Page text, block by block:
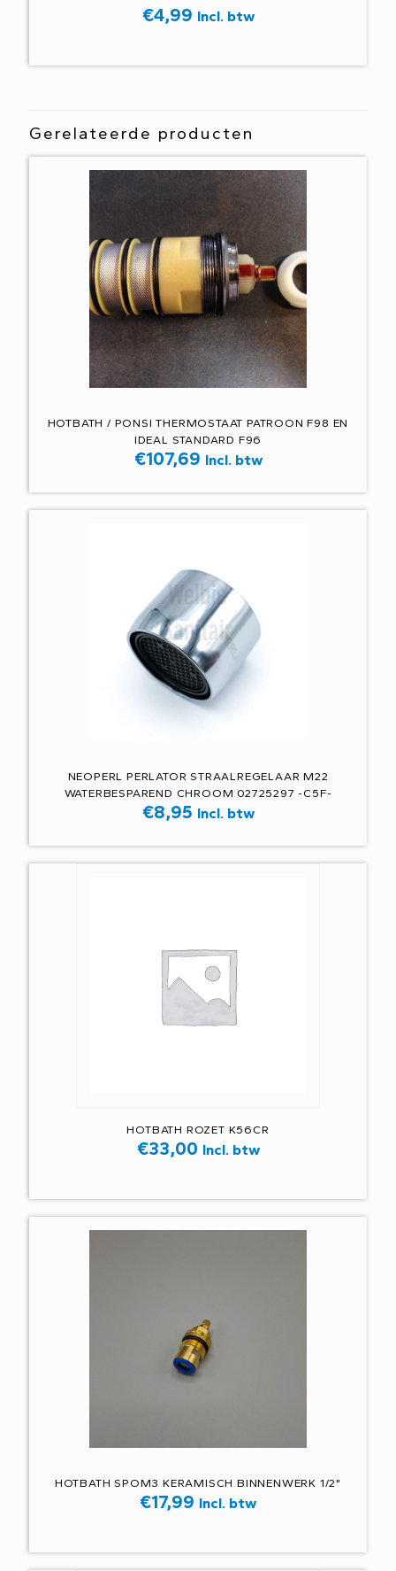
€4,99 Incl. btw
Gerelateerde producten
HOTBATH / PONSI THERMOSTAAT PATROON F98 EN
IDEAL STANDARD F96
€107,69 Incl. btw
NEOPERL PERLATOR STRAALREGELAAR M22
WATERBESPAREND CHROOM 02725297 -C5F-
€8,95 Incl. btw
HOTBATH ROZET K56CR
€33,00 Incl. btw
HOTBATH SPOM3 KERAMISCH BINNENWERK 1/2"
€17,99 Incl. btw